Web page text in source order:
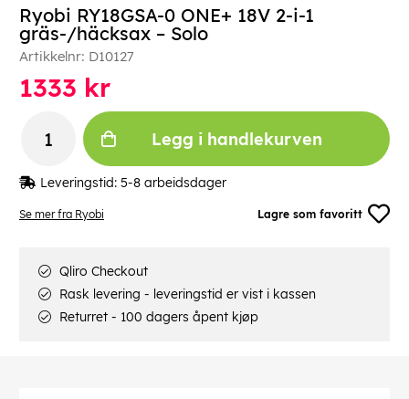
Se mer fra Ryobi Lagre som favoritt
Ryobi RY18GSA-0 ONE+ 18V 2-i-1
gräs-/häcksax – Solo
Artikkelnr: D10127
1333 kr
Legg i handlekurven
Leveringstid: 5-8 arbeidsdager
Qliro Checkout
Rask levering - leveringstid er vist i kassen
Returret - 100 dagers åpent kjøp